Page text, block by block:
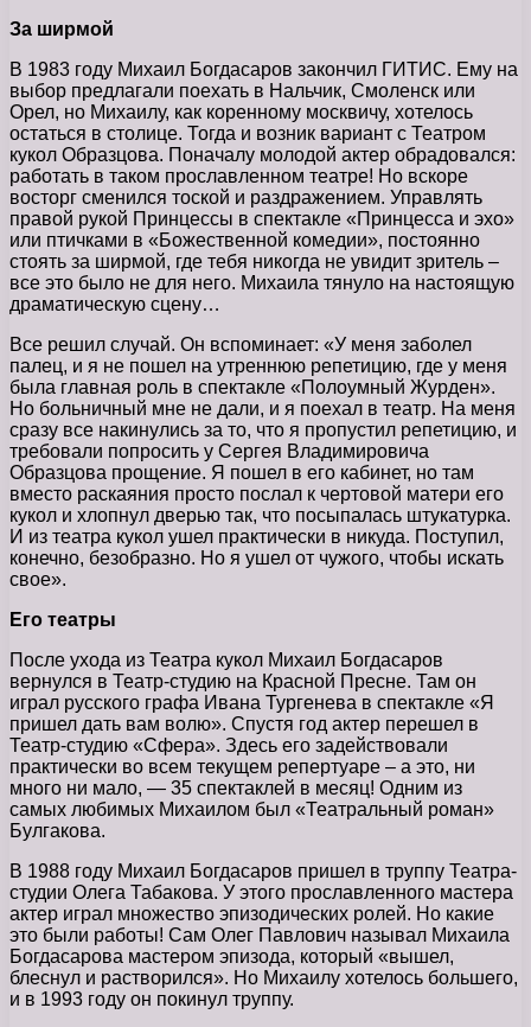
За ширмой
В 1983 году Михаил Богдасаров закончил ГИТИС. Ему на
выбор предлагали поехать в Нальчик, Смоленск или
Орел, но Михаилу, как коренному москвичу, хотелось
остаться в столице. Тогда и возник вариант с Театром
кукол Образцова. Поначалу молодой актер обрадовался:
работать в таком прославленном театре! Но вскоре
восторг сменился тоской и раздражением. Управлять
правой рукой Принцессы в спектакле «Принцесса и эхо»
или птичками в «Божественной комедии», постоянно
стоять за ширмой, где тебя никогда не увидит зритель –
все это было не для него. Михаила тянуло на настоящую
драматическую сцену…
Все решил случай. Он вспоминает: «У меня заболел
палец, и я не пошел на утреннюю репетицию, где у меня
была главная роль в спектакле «Полоумный Журден».
Но больничный мне не дали, и я поехал в театр. На меня
сразу все накинулись за то, что я пропустил репетицию, и
требовали попросить у Сергея Владимировича
Образцова прощение. Я пошел в его кабинет, но там
вместо раскаяния просто послал к чертовой матери его
кукол и хлопнул дверью так, что посыпалась штукатурка.
И из театра кукол ушел практически в никуда. Поступил,
конечно, безобразно. Но я ушел от чужого, чтобы искать
свое».
Его театры
После ухода из Театра кукол Михаил Богдасаров
вернулся в Театр-студию на Красной Пресне. Там он
играл русского графа Ивана Тургенева в спектакле «Я
пришел дать вам волю». Спустя год актер перешел в
Театр-студию «Сфера». Здесь его задействовали
практически во всем текущем репертуаре – а это, ни
много ни мало, — 35 спектаклей в месяц! Одним из
самых любимых Михаилом был «Театральный роман»
Булгакова.
В 1988 году Михаил Богдасаров пришел в труппу Театра-
студии Олега Табакова. У этого прославленного мастера
актер играл множество эпизодических ролей. Но какие
это были работы! Сам Олег Павлович называл Михаила
Богдасарова мастером эпизода, который «вышел,
блеснул и растворился». Но Михаилу хотелось большего,
и в 1993 году он покинул труппу.